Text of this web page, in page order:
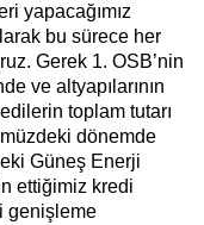
yapacağımız
bu sürece her
Gerek 1. OSB’nin
ve altyapılarının
toplam tutarı
dönemde
Güneş Enerji
ettiğimiz kredi
genişleme